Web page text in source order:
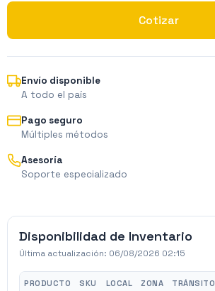
Cotizar
Envío disponible
A todo el país
Pago seguro
Múltiples métodos
Asesoría
Soporte especializado
Disponibilidad de Inventario
Última actualización: 06/08/2026 02:15
PRODUCTO SKU LOCAL ZONA TRÁNSITO